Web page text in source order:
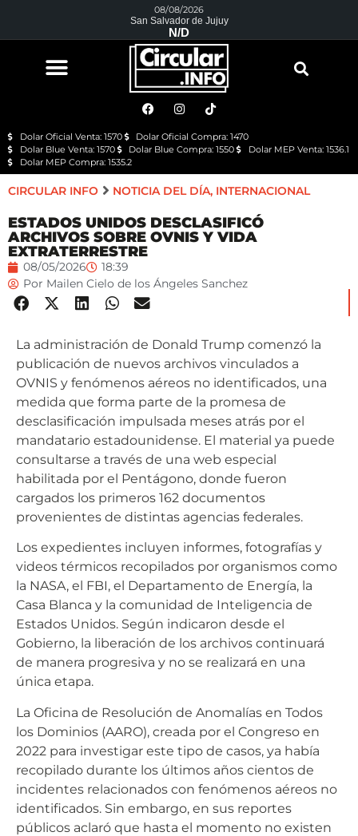
08/08/2026
San Salvador de Jujuy
N/D
Dolar Oficial Venta: 1570
Dolar Oficial Compra: 1470
Dolar Blue Venta: 1570
Dolar Blue Compra: 1550
Dolar MEP Venta: 1536.1
Dolar MEP Compra: 1535.2
CIRCULAR INFO NOTICIA DEL DÍA, INTERNACIONAL
ESTADOS UNIDOS DESCLASIFICÓ
ARCHIVOS SOBRE OVNIS Y VIDA
EXTRATERRESTRE
08/05/2026
18:39
Por Mailen Cielo de los Ángeles Sanchez
La administración de Donald Trump comenzó la
publicación de nuevos archivos vinculados a
OVNIS y fenómenos aéreos no identificados, una
medida que forma parte de la promesa de
desclasificación impulsada meses atrás por el
mandatario estadounidense. El material ya puede
consultarse a través de una web especial
habilitada por el Pentágono, donde fueron
cargados los primeros 162 documentos
provenientes de distintas agencias federales.
Los expedientes incluyen informes, fotografías y
videos térmicos recopilados por organismos como
la NASA, el FBI, el Departamento de Energía, la
Casa Blanca y la comunidad de Inteligencia de
Estados Unidos. Según indicaron desde el
Gobierno, la liberación de los archivos continuará
de manera progresiva y no se realizará en una
única etapa.
La Oficina de Resolución de Anomalías en Todos
los Dominios (AARO), creada por el Congreso en
2022 para investigar este tipo de casos, ya había
recopilado durante los últimos años cientos de
incidentes relacionados con fenómenos aéreos no
identificados. Sin embargo, en sus reportes
públicos aclaró que hasta el momento no existen